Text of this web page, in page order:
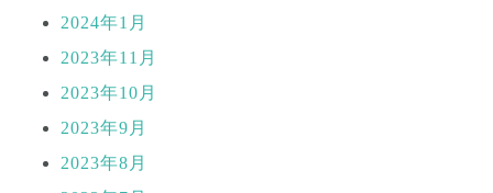
2024年1月
2023年11月
2023年10月
2023年9月
2023年8月